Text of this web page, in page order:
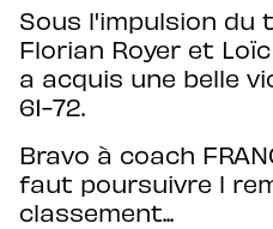
Sous l'impulsion du
Florian Royer et
a acquis une belle
61-72.
Bravo à coach
faut poursuivre l
classement...